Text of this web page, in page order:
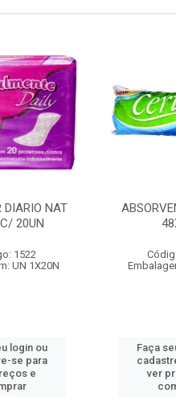
DIARIO NAT
20UN
1522
UN 1X20N
login ou
se para
e
Faça
ver